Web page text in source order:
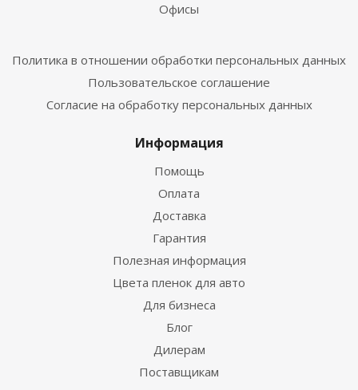
Офисы
Политика в отношении обработки персональных данных
Пользовательское соглашение
Согласие на обработку персональных данных
Информация
Помощь
Оплата
Доставка
Гарантия
Полезная информация
Цвета пленок для авто
Для бизнеса
Блог
Дилерам
Поставщикам